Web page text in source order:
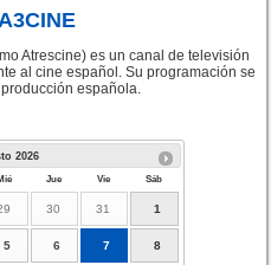
Atrescine) es un canal de televisión
al cine español. Su programación se
española.
2026
Jue Vie Sáb
30 31 1
5 6 7 8